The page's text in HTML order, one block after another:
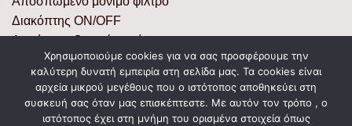
Διακόπτης ΟΝ/OFF
Διατήρηση ζεστού καφέ
Ένδειξη νερού
230V / 50Hz, 600W
26*22*17
Χρησιμοποιούμε cookies για να σας προσφέρουμε την
καλύτερη δυνατή εμπειρία στη σελίδα μας. Τα cookies είναι
αρχεία μικρού μεγέθους που ο ιστότοπος αποθηκεύει στη
συσκευή σας όταν μας επισκέπτεστε. Με αυτόν τον τρόπο , ο
ιστότοπος έχει στη μνήμη του ορισμένα στοιχεία όπως